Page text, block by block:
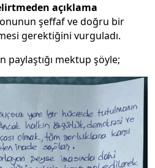
açıklama
şeffaf ve doğru bir
gerektiğini vurguladı.
paylaştığı mektup şöyle;